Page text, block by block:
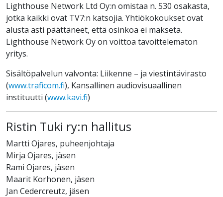
Lighthouse Network Ltd Oy:n omistaa n. 530 osakasta,
jotka kaikki ovat TV7:n katsojia. Yhtiökokoukset ovat
alusta asti päättäneet, että osinkoa ei makseta.
Lighthouse Network Oy on voittoa tavoittelematon
yritys.
Sisältöpalvelun valvonta: Liikenne – ja viestintävirasto
(www.traficom.fi), Kansallinen audiovisuaallinen
instituutti (www.kavi.fi)
Ristin Tuki ry:n hallitus
Martti Ojares, puheenjohtaja
Mirja Ojares, jäsen
Rami Ojares, jäsen
Maarit Korhonen, jäsen
Jan Cedercreutz, jäsen